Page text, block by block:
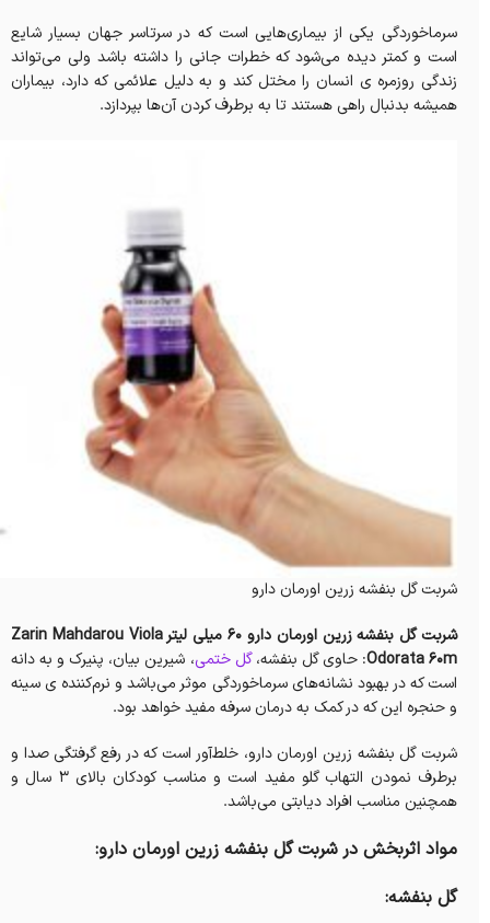
سرماخوردگی یکی از بیماری‌هایی است که در سرتاسر جهان بسیار شایع
است و کمتر دیده می‌شود که خطرات جانی را داشته باشد ولی می‌تواند
زندگی روزمره ی انسان را مختل کند و به دلیل علائمی که دارد، بیماران
همیشه بدنبال راهی هستند تا به برطرف‌ کردن آن‌ها بپردازد.
شربت گل بنفشه زرین اورمان دارو
شربت گل بنفشه زرین اورمان دارو 60 میلی لیتر Zarin Mahdarou Viola
Odorata 60m: حاوی گل بنفشه،گل ختمی، شیرین بیان، پنیرک و به دانه
است که در بهبود نشانه‌های سرماخوردگی موثر می‌باشد و نرم‌کننده ی سینه
و حنجره این که در کمک به درمان سرفه مفید خواهد بود.
شربت گل بنفشه زرین اورمان دارو، خلط‌آور است که در رفع گرفتگی صدا و
برطرف‌ نمودن التهاب گلو مفید است و مناسب کودکان بالای ۳ سال و
همچنین مناسب افراد دیابتی‌‌ می‌باشد.
مواد اثربخش‌ در شربت گل بنفشه زرین اورمان دارو:
گل بنفشه: